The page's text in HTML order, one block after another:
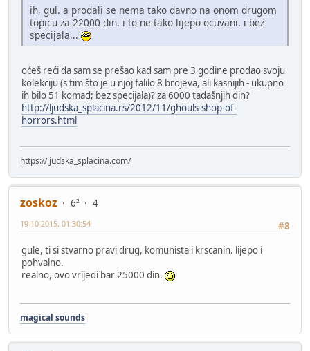
ih, gul. a prodali se nema tako davno na onom drugom
topicu za 22000 din. i to ne tako lijepo ocuvani. i bez
specijala...
oćeš reći da sam se prešao kad sam pre 3 godine prodao svoju
kolekciju (s tim što je u njoj falilo 8 brojeva, ali kasnijih - ukupno
ih bilo 51 komad; bez specijala)? za 6000 tadašnjih din?
http://ljudska_splacina.rs/2012/11/ghouls-shop-of-
horrors.html
https://ljudska_splacina.com/
zoskoz 6²
4
#8
19-10-2015, 01:30:54
gule, ti si stvarno pravi drug, komunista i krscanin. lijepo i
pohvalno.
realno, ovo vrijedi bar 25000 din.
magical sounds